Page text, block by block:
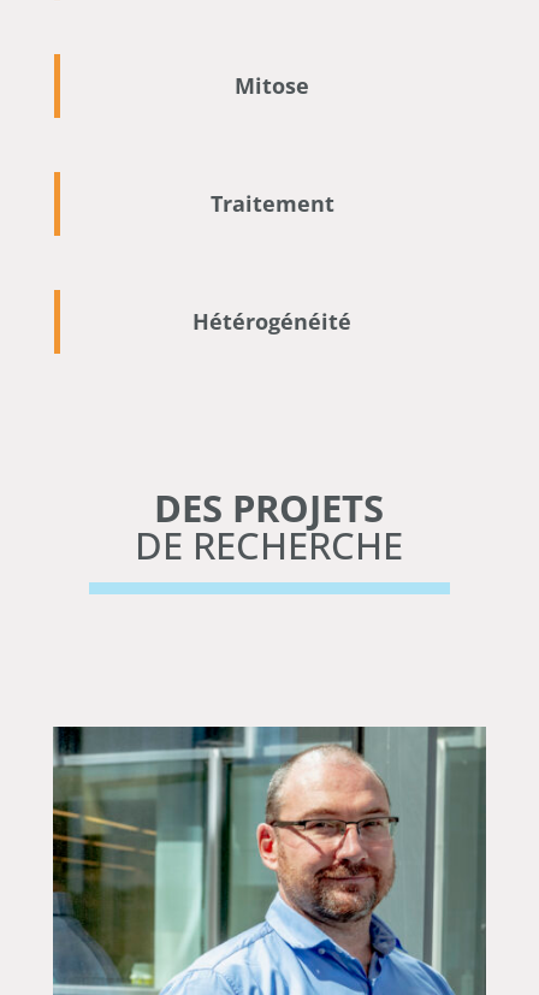
Mitose
Traitement
Hétérogénéité
DES PROJETS
DE RECHERCHE